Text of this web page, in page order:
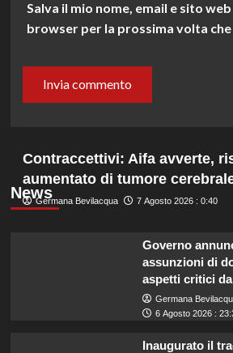
Salva il mio nome, email e sito
browser per la prossima volta
News
Contraccettivi: Aifa avverte,
aumentato di tumore
Germana Bevilacqua 7 Agosto 2026 : 0:40
Governo
assunzioni di
aspetti critici
Germana
6 Agosto 2026 :
Inaugurato il